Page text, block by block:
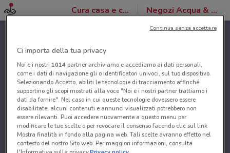
Cura casa e corpo Negozi Acqua & Sapone
Ci importa della tua privacy
Noi e i nostri 1014partner archiviamo e accediamo ai dati personali,
come i dati di navigazione gli o identificatori univoci, sul tuo dispositivo.
Selezionando Accetto, abiliti le tecnologie di tracciamento affinché
supportino gli scopi mostrati alla voce "Noi e i nostri partner trattiamo i
dati da fornire". Nel caso in cui queste tecnologie dovessero essere
disabilitate, alcuni contenuti e annunci visualizzati potrebbero non
essere rilevanti. Puoi accedere nuovamente a questo menu per
modificare le tue scelte o per revocare il consenso facendo clic sul link
Mostra finalità in fondo alla pagina web. Tali scelte avranno effetto nel
contesto del nostro Sito web. Per maggiori informazioni, consulta
Continua senza accettare